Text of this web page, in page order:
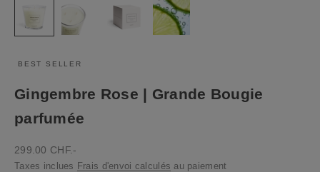
BEST SELLER
Gingembre Rose | Grande Bougie
parfumée
Prix de vente
299.00 CHF.-
Taxes inclues Frais d'envoi calculés au paiement